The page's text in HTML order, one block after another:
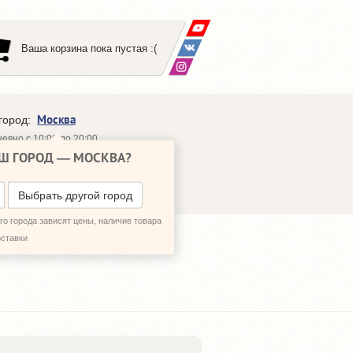
Ваша корзина пока пустая :(
Москва
ГОРОД — МОСКВА?
Выбрать другой город
города зависят цены, наличие товара
с 10:00 до 20:00
648-64-30
МНЕ